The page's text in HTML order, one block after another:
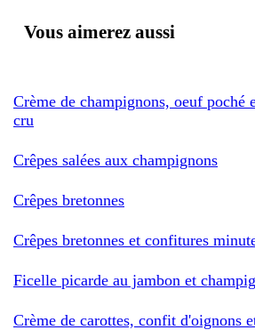
Vous aimerez aussi
Crème de champignons, oeuf poché
cru
Crêpes salées aux champignons
Crêpes bretonnes
Crêpes bretonnes et confitures
Ficelle picarde au jambon et
Crème de carottes, confit d'oignons